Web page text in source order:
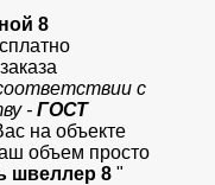
8
с
- ГОСТ
на объекте
объем просто
швеллер 8 "